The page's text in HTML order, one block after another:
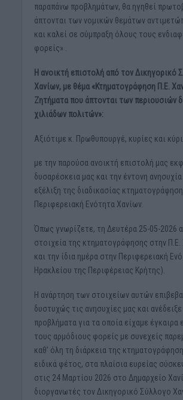
παραπάνω προβλημάτων, θα ηγηθεί
άπτονται των νομικών θεμάτων
και καλεί σε σύμπραξη όλους τους
φορείς» .
Η ανοικτή επιστολή από τον Δικηγορικό
Χανίων, με θέμα «Κτηματογράφηση Π.Ε.
Ζητήματα που άπτονται των περιουσιών
χιλιάδων πολιτών»:
Αξιότιμε κ. Πρωθυπουργέ, κυρίες και
με την παρούσα ανοικτή επιστολή μας
δυσαρέσκεια μας και την έντονη
εξέλιξη της διαδικασίας
Περιφερειακή Ενότητα Χανίων.
Όπως γνωρίζετε, τη Δευτέρα 25-05-2026
στοιχεία της κτηματογράφησης στην
και την ίδια ημέρα στην Περιφερειακή
Ηρακλείου της Περιφέρειας Κρήτης).
Η ανάρτηση των στοιχείων αυτών
δυστυχώς τις ανησυχίες μας και
προβλήματα για τα οποία είχαμε έγκαιρα
τους αρμόδιους φορείς με συνεχείς
καθ’ όλη τη διάρκεια της
ειδικά φέτος, στα πλαίσια ευρείας
στις 24 Μαρτίου 2026 στο Δημαρχείο
διοργανωτές τον Δικηγορικό Σύλλογο